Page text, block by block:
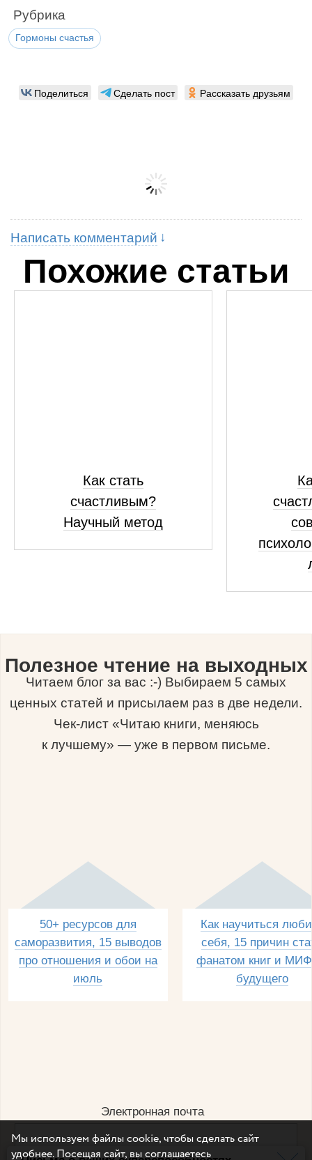
Рубрика
Гормоны счастья
Поделиться Сделать пост Рассказать друзьям
Написать комментарий
Похожие статьи
Как стать
счастливым?
Научный метод
Полезное чтение на выходных
Читаем блог за вас :-) Выбираем 5 самых
ценных статей и присылаем раз в две недели.
Чек-лист «Читаю книги, меняюсь
к лучшему» — уже в первом письме.
50+ ресурсов для
саморазвития, 15 выводов
про отношения и обои на
июль
Как научиться
себя, 15 причин
фанатом книг и
будущего
Электронная почта
Мы используем файлы cookie, чтобы сделать сайт
удобнее. Посещая сайт, вы соглашаетесь